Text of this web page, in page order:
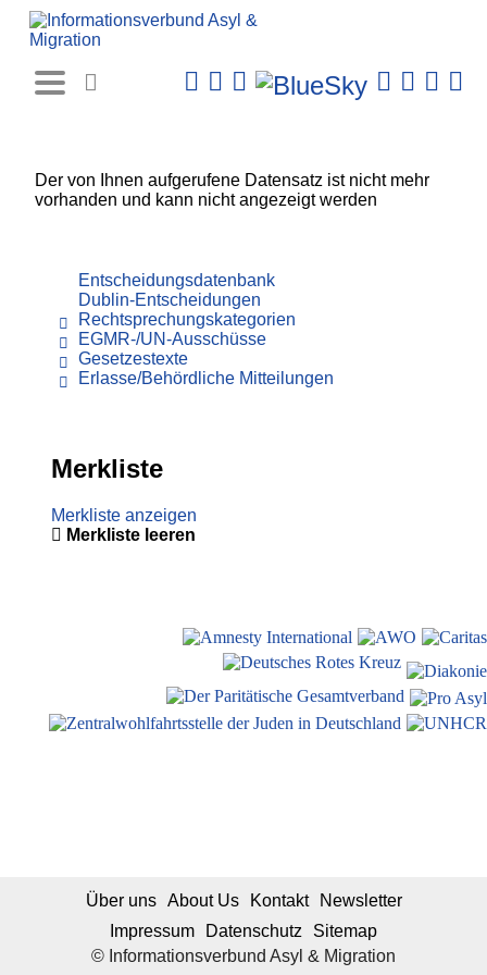
Der von Ihnen aufgerufene Datensatz ist nicht mehr
vorhanden und kann nicht angezeigt werden
Entscheidungsdatenbank
Dublin-Entscheidungen
Rechtsprechungskategorien
EGMR-/UN-Ausschüsse
Gesetzestexte
Erlasse/Behördliche Mitteilungen
Merkliste
Merkliste anzeigen
Merkliste leeren
© Informationsverbund Asyl & Migration
Über uns About Us Kontakt
Newsletter
Impressum
Datenschutz Sitemap